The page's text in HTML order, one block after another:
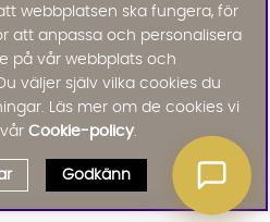
webbplatsen ska fungera, för
att anpassa och personalisera
på vår webbplats och
väljer själv vilka cookies du
Läs mer om de cookies vi
Cookie-policy.
Godkänn